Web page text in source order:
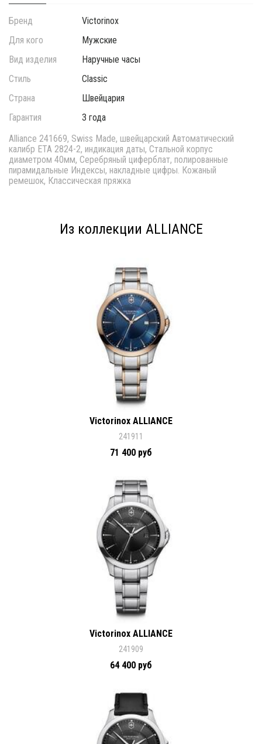
Бренд
Victorinox
Для кого
Мужские
Вид изделия
Наручные часы
Стиль
Classic
Страна
Швейцария
Гарантия
3 года
Alliance 241669, Swiss Made, швейцарский Автоматический
калибр ЕТА 2824-2, индикация даты, Стальной корпус
диаметром 40мм, Серебряный циферблат, полированные
пирамидальные Индексы, накладные цифры. Кожаный
ремешок, Классическая пряжка
Из коллекции ALLIANCE
Victorinox ALLIANCE
241911
71 400 руб
Victorinox ALLIANCE
241909
64 400 руб